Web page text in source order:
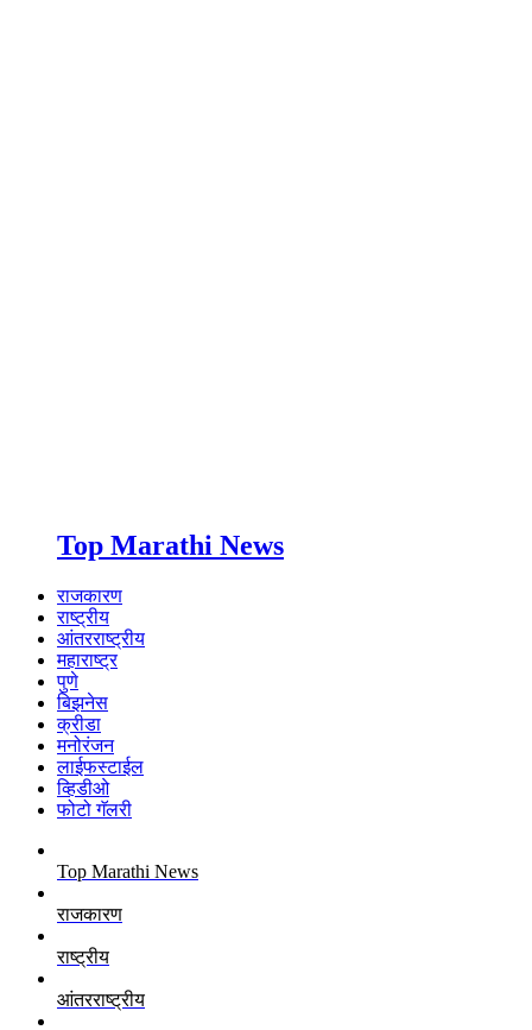
Top Marathi News
राजकारण
राष्ट्रीय
आंतरराष्ट्रीय
महाराष्ट्र
पुणे
बिझनेस
क्रीडा
मनोरंजन
लाईफस्टाईल
व्हिडीओ
फोटो गॅलरी
Top Marathi News
राजकारण
राष्ट्रीय
आंतरराष्ट्रीय